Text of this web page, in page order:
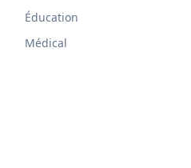
Éducation
Médical